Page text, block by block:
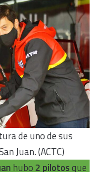
de uno de sus
Juan. (ACTC)
hubo 2 pilotosque